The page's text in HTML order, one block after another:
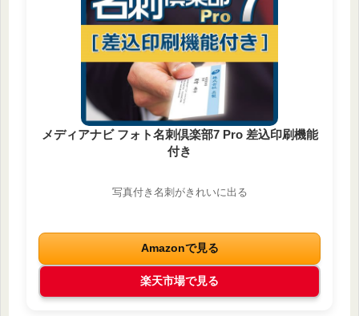
メディアナビ フォト名刺倶楽部7 Pro 差込印刷機能
付き
写真付き名刺がきれいに出る
Amazonで見る
楽天市場で見る